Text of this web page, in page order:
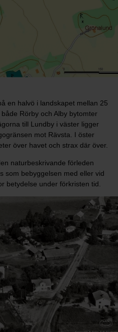
en halvö i landskapet mellan 25
Rörby och Alby bytomter
till Lundby i väster ligger
mot Rävsta. I öster
över havet och strax där över.
naturbeskrivande förleden
som bebyggelsen med eller vid
betydelse under förkristen tid.